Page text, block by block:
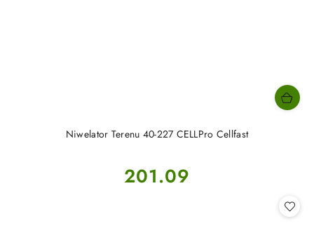
Niwelator Terenu 40-227 CELLPro Cellfast
Cena:
201.09